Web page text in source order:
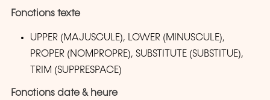
Fonctions texte
UPPER (MAJUSCULE), LOWER (MINUSCULE),
PROPER (NOMPROPRE), SUBSTITUTE (SUBSTITUE),
TRIM (SUPPRESPACE)
Fonctions date & heure